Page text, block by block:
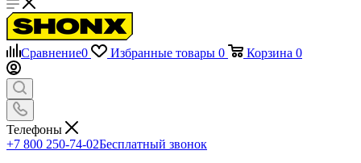
Сравнение0 Избранные товары 0 Корзина 0
Телефоны
+7 800 250-74-02Бесплатный звонок